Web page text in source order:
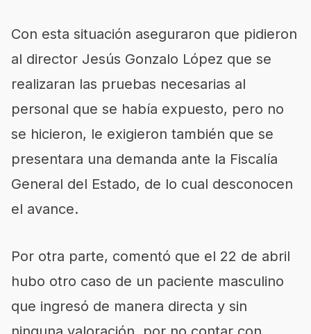
Con esta situación aseguraron que pidieron
al director Jesús Gonzalo López que se
realizaran las pruebas necesarias al
personal que se había expuesto, pero no
se hicieron, le exigieron también que se
presentara una demanda ante la Fiscalía
General del Estado, de lo cual desconocen
el avance.
Por otra parte, comentó que el 22 de abril
hubo otro caso de un paciente masculino
que ingresó de manera directa y sin